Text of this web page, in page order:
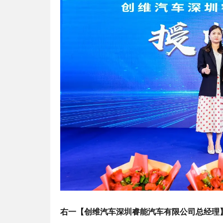
右一【创维汽车深圳睿能汽车有限公司总经理